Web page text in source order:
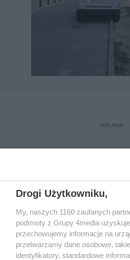
REKLAMA
Reklama Kontakt
Regulamin prenumeraty
Drogi Użytkowniku,
My, naszych 1160 zaufanych
podmioty z Grupy 4media
przechowujemy informacje na
przetwarzamy dane osobowe,
identyfikatory, standardowe